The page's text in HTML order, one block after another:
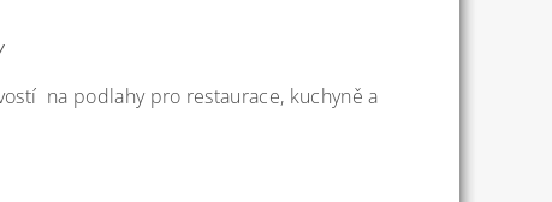
na podlahy pro restaurace, kuchyně a